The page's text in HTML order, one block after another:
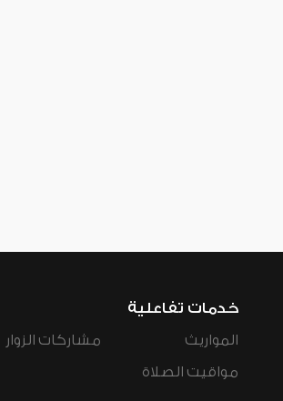
خدمات تفاعلية
المواريث
مواقيت الصلاة
مشاركات الزوار